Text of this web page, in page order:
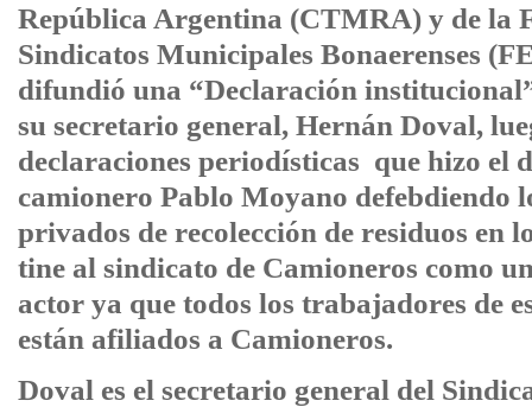
República Argentina (CTMRA) y de la
Sindicatos Municipales Bonaerenses
difundió una “Declaración
su secretario general, Hernán Doval,
declaraciones periodísticas que hizo el
camionero Pablo Moyano defebdiendo
privados de recolección de residuos en
tine al sindicato de Camioneros como
actor ya que todos los trabajadores de
están afiliados a Camioneros.
Doval es el secretario general del